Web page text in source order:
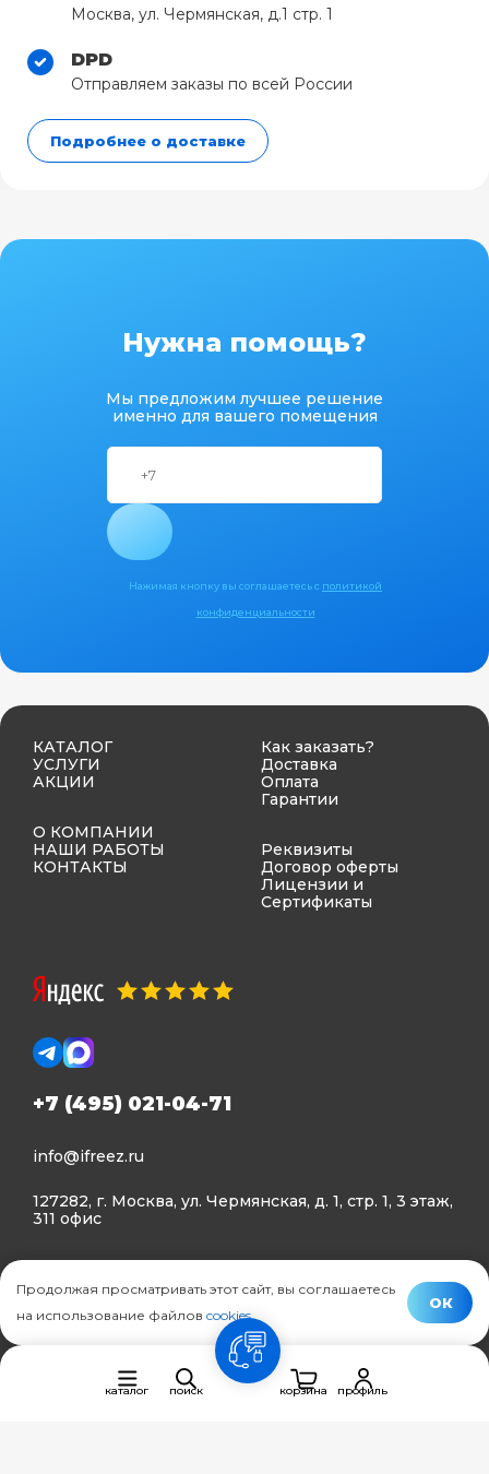
Москва, ул. Чермянская, д.1 стр. 1
DPD
Отправляем заказы по всей России
Подробнее о доставке
Нужна помощь?
Мы предложим лучшее решение
именно для вашего помещения
Нажимая кнопку вы соглашаетесь с политикой
конфиденциальности
КАТАЛОГ
УСЛУГИ
АКЦИИ
О КОМПАНИИ
НАШИ РАБОТЫ
КОНТАКТЫ
Как заказать?
Доставка
Оплата
Гарантии
Реквизиты
Договор оферты
Лицензии и
Сертификаты
+7 (495) 021-04-71
info@ifreez.ru
127282, г. Москва, ул. Чермянская, д. 1, стр. 1, 3 этаж,
311 офис
Политика конфиденциальности
Политика использования Cookies
© Ifreez - продажа и установка климатической техники,
каталог поиск
связь
корзина
профиль
Продолжая просматривать этот сайт, вы соглашаетесь
на использование файлов cookies.
ОК